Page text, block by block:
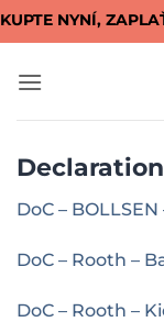
Přeskočit
na
KUPTE NYNÍ,
DoC –
DoC – Rooth –
DoC – Rooth –